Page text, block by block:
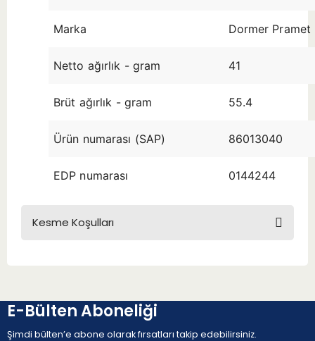
Marka Dormer Pramet
Netto ağırlık - gram 41
Brüt ağırlık - gram 55.4
Ürün numarası (SAP) 86013040
EDP numarası 0144244
Kesme Koşulları
E-Bülten Aboneliği
Şimdi bülten’e abone olarak fırsatları takip edebilirsiniz.